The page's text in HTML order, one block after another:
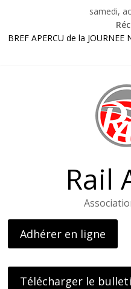
contenu
samedi,
BREF APERCU de la JOURNEE
Bordereau inscription visite
Lettre adhérents élus et
Gares routières : un rapport
L’AG de l’association – le 26
Rail
Adhérer en ligne
Télécharger le